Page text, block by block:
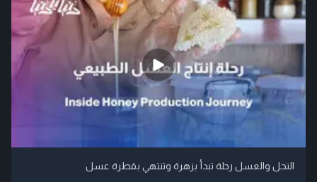
النحل والعسل رحلة تبدأ بزهرة وتنتهي بقطرة عسل